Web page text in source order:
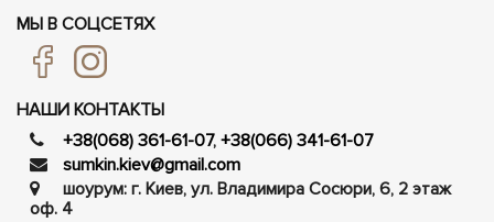
МЫ В СОЦСЕТЯХ
НАШИ КОНТАКТЫ
+38(068) 361-61-07, +38(066) 341-61-07
sumkin.kiev@gmail.com
шоурум: г. Киев, ул. Владимира Сосюри, ​​6, 2 этаж
оф. 4